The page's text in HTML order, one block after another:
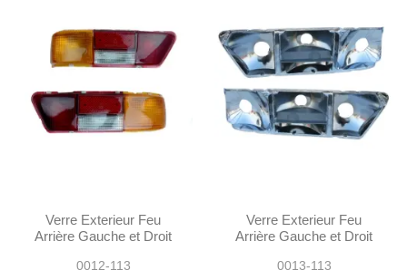
Verre Exterieur Feu
Arrière Gauche et Droit
SL W113 - 1138260156...
0012-113
Verre Exterieur Feu
Arrière Gauche et Droit
3.5 COUPE W113 280SL
0013-113